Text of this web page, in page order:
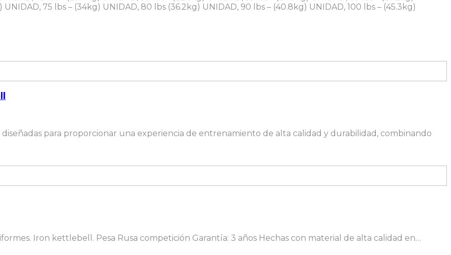
UNIDAD, 75 lbs – (34kg) UNIDAD, 80 lbs (36.2kg) UNIDAD, 90 lbs – (40.8kg) UNIDAD, 100 lbs – (45.3kg)
diseñadas para proporcionar una experiencia de entrenamiento de alta calidad y durabilidad, combinando
Iron kettlebell. Pesa Rusa competición Garantía: 3 años Hechas con material de alta calidad en…